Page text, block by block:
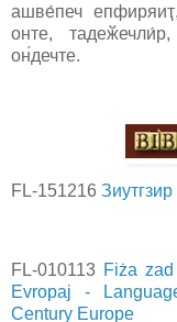
ашве́печ
онте,
он́дечте.
FL-151216 Зиутгзир
FL-010113 Fiża
Evropaj -
Century Europe